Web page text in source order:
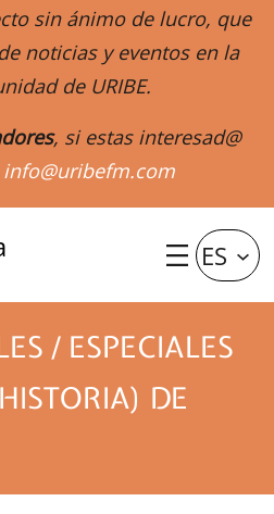
sin ánimo de lucro, que
noticias y eventos en la
de URIBE.
, si estas interesad@
info@uribefm.com
ES
/ ESPECIALES
DE